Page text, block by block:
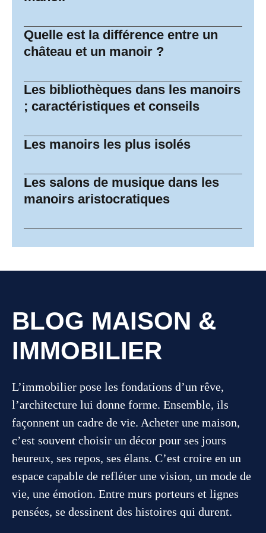
Quelle est la différence entre un
château et un manoir ?
Les bibliothèques dans les manoirs
; caractéristiques et conseils
Les manoirs les plus isolés
Les salons de musique dans les
manoirs aristocratiques
BLOG MAISON &
IMMOBILIER
L’immobilier pose les fondations d’un rêve,
l’architecture lui donne forme. Ensemble, ils
façonnent un cadre de vie. Acheter une maison,
c’est souvent choisir un décor pour ses jours
heureux, ses repos, ses élans. C’est croire en un
espace capable de refléter une vision, un mode de
vie, une émotion. Entre murs porteurs et lignes
pensées, se dessinent des histoires qui durent.